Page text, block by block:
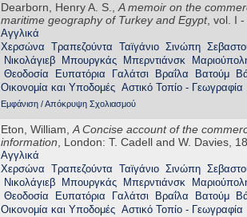
Dearborn, Henry A. S.,A memoir on the
maritime geography of Turkey and Egypt, vol. I -
Αγγλικά
Χερσώνα Τραπεζούντα Ταϊγάνιο Σινώπη
Νικολάγιεβ
Μπουργκάς Μπερντιάνσκ
Θεοδοσία
Ευπατόρια Γαλάτσι Βραΐλα Βατούμ
Οικονομία και Υποδομές Αστικό Τοπίο - Γεωγραφία
Εμφάνιση / Απόκρυψη Σχολιασμού
Eton, William,A Concise account of the
information, London: T. Cadell and W. Davies,
Αγγλικά
Χερσώνα Τραπεζούντα Ταϊγάνιο Σινώπη
Νικολάγιεβ
Μπουργκάς Μπερντιάνσκ
Θεοδοσία
Ευπατόρια Γαλάτσι Βραΐλα Βατούμ
Οικονομία και Υποδομές Αστικό Τοπίο - Γεωγραφία